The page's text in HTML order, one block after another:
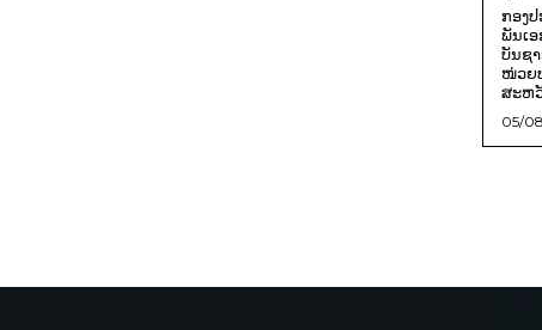
ກອງ
ພັນເ
ບັນຊ
ໜ່ວຍ
ສະຫ
05/